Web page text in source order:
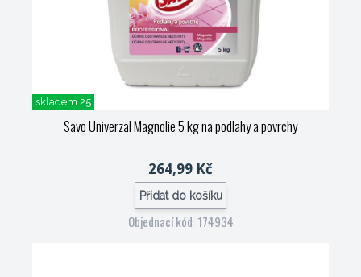
skladem 25
Savo Univerzal Magnolie 5 kg na podlahy a povrchy
264,99 Kč
Přidat do košíku
Objednací kód: 174934